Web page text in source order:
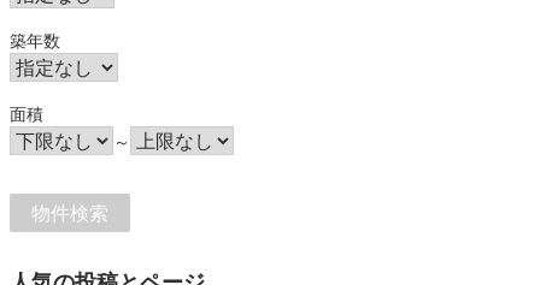
築年数
面積
～